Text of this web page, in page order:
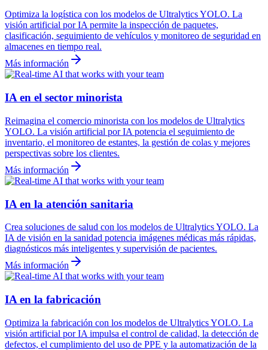
Optimiza la logística con los modelos de Ultralytics YOLO. La
visión artificial por IA permite la inspección de paquetes,
clasificación, seguimiento de vehículos y monitoreo de seguridad en
almacenes en tiempo real.
Más información
IA en el sector minorista
Reimagina el comercio minorista con los modelos de Ultralytics
YOLO. La visión artificial por IA potencia el seguimiento de
inventario, el monitoreo de estantes, la gestión de colas y mejores
perspectivas sobre los clientes.
Más información
IA en la atención sanitaria
Crea soluciones de salud con los modelos de Ultralytics YOLO. La
IA de visión en la sanidad potencia imágenes médicas más rápidas,
diagnósticos más inteligentes y supervisión de pacientes.
Más información
IA en la fabricación
Optimiza la fabricación con los modelos de Ultralytics YOLO. La
visión artificial por IA impulsa el control de calidad, la detección de
defectos, el cumplimiento del uso de PPE y la automatización de la